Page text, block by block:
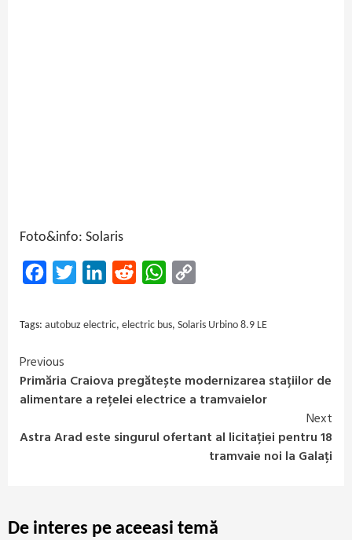
Foto&info: Solaris
FacebookTwitter LinkedInReddit WhatsApp
Tags: autobuz electric, electric bus, Solaris Urbino 8.9 LE
Continue
Reading
Previous
Primăria Craiova pregătește modernizarea stațiilor de
alimentare a rețelei electrice a tramvaielor
Next
Astra Arad este singurul ofertant al licitației pentru 18
tramvaie noi la Galați
De interes pe aceeasi temă